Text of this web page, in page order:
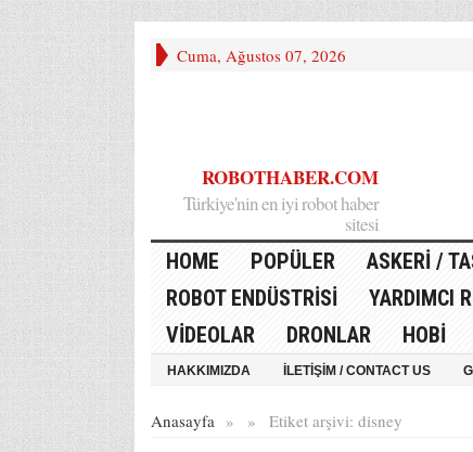
Cuma, Ağustos 07, 2026
ROBOTHABER.COM
Türkiye'nin en iyi robot haber
sitesi
HOME POPÜLER ASKERI /
ROBOT ENDÜSTRISI
YARDIMCI
VIDEOLAR
DRONLAR HOBI
HAKKIMIZDA İLETİŞİM / CONTACT US
Anasayfa » Etiket arşivi:
» disney